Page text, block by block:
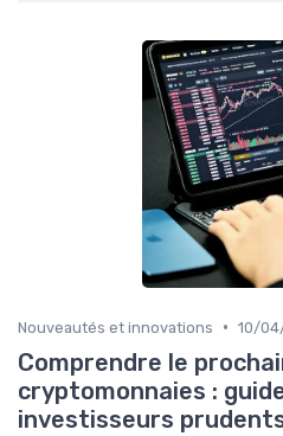
Nouveautés et innovations • 10/
Comprendre le
cryptomonnaies :
investisseurs